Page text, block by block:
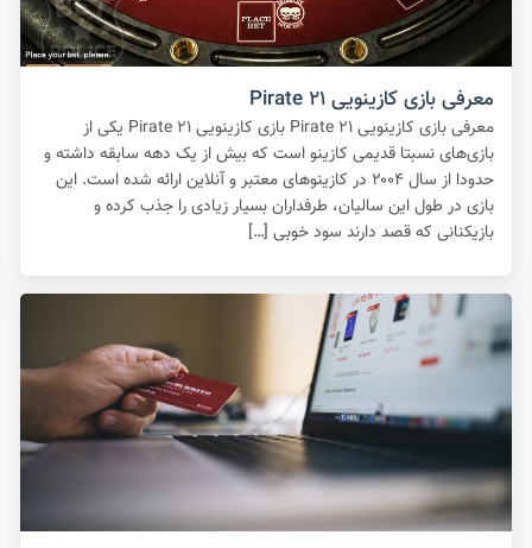
معرفی بازی کازینویی Pirate ۲۱
معرفی بازی کازینویی Pirate ۲۱ بازی کازینویی Pirate ۲۱ یکی از
بازی‌های نسبتا قدیمی کازینو است که بیش از یک دهه سابقه داشته و
حدودا از سال ۲۰۰۴ در کازینوهای معتبر و آنلاین ارائه شده است. این
بازی در طول این سالیان، طرفداران بسیار زیادی را جذب کرده و
بازیکنانی که قصد دارند سود خوبی […]